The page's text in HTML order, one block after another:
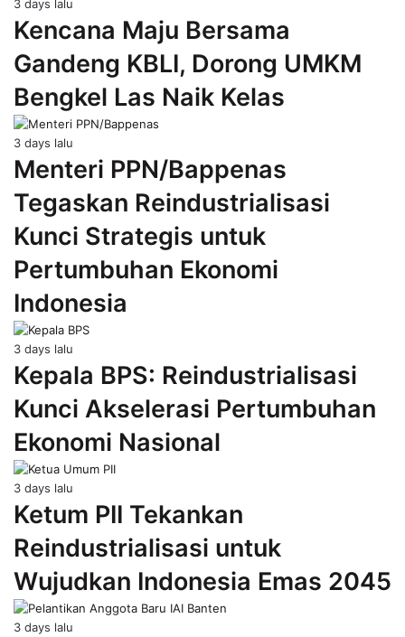
3 days lalu
Kencana Maju Bersama
Gandeng KBLI, Dorong UMKM
Bengkel Las Naik Kelas
3 days lalu
Menteri PPN/Bappenas
Tegaskan Reindustrialisasi
Kunci Strategis untuk
Pertumbuhan Ekonomi
Indonesia
3 days lalu
Kepala BPS: Reindustrialisasi
Kunci Akselerasi Pertumbuhan
Ekonomi Nasional
3 days lalu
Ketum PII Tekankan
Reindustrialisasi untuk
Wujudkan Indonesia Emas 2045
3 days lalu